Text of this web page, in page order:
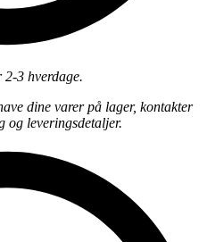
3 hverdage.
dine varer på lager, kontakter
leveringsdetaljer.